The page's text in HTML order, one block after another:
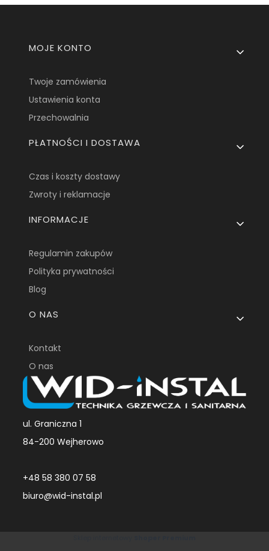
Linki w stopce
MOJE KONTO
Twoje zamówienia
Ustawienia konta
Przechowalnia
PŁATNOŚCI I DOSTAWA
Czas i koszty dostawy
Zwroty i reklamacje
INFORMACJE
Regulamin zakupów
Polityka prywatności
Blog
O NAS
Kontakt
O nas
ul. Graniczna 1
84-200 Wejherowo
+48 58 380 07 58
biuro@wid-instal.pl